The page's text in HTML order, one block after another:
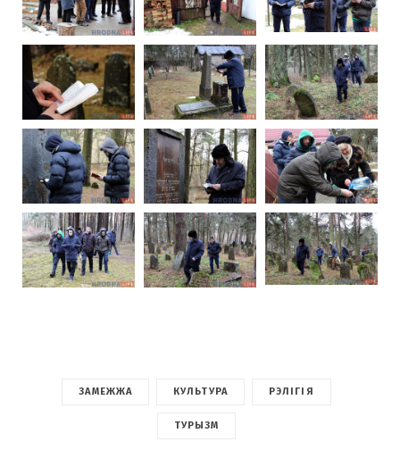
ЗАМЕЖЖА КУЛЬТУРА РЭЛІГІЯ
ТУРЫЗМ